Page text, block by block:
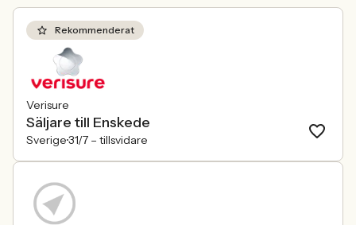
Rekommenderat
Verisure
Säljare till Enskede
Sverige31/7 – tillsvidare